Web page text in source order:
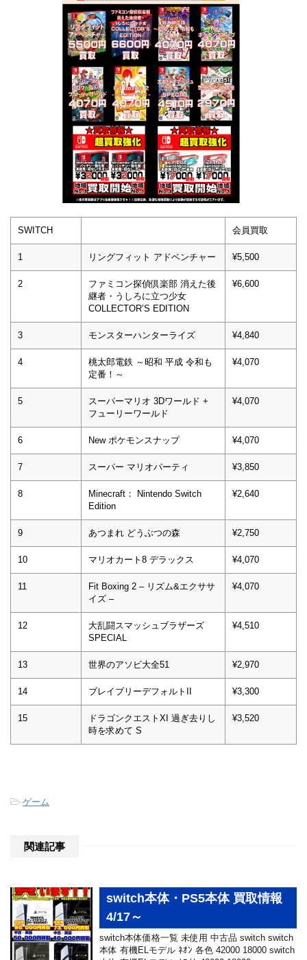
SWITCH 会員買取
1 リングフィット アドベンチャー ¥5,500
2
ファミコン探偵倶楽部 消えた後
継者・うしろに立つ少女
COLLECTOR’S EDITION
¥6,600
3 モンスターハンターライズ ¥4,840
4
桃太郎電鉄 ～昭和 平成 令和も
定番！～
¥4,070
5
スーパーマリオ 3Dワールド +
フューリーワールド
¥4,070
6 New ポケモンスナップ ¥4,070
7 スーパー マリオパーティ ¥3,850
8
Minecraft： Nintendo Switch
Edition
¥2,640
9 あつまれ どうぶつの森 ¥2,750
10 マリオカート8 デラックス ¥4,070
11
Fit Boxing 2 – リズム&エクササ
イズ –
¥4,070
12
大乱闘スマッシュブラザーズ
SPECIAL
¥4,510
13 世界のアソビ大全51 ¥2,970
14 ブレイブリーデフォルトII ¥3,300
15
ドラゴンクエストXI 過ぎ去りし
時を求めて S
¥3,520
-ゲーム
関連記事
switch本体・PS5本体 買取情報
4/17～
switch本体価格一覧 未使用 中古品 switch switch
本体 有機ELモデル ﾈｵﾝ 各色 42000 18000 switch